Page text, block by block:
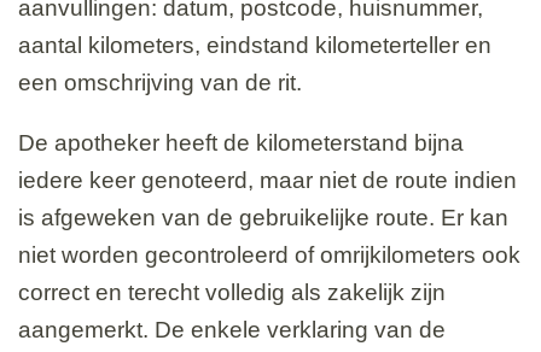
aanvullingen: datum, postcode, huisnummer,
aantal kilometers, eindstand kilometerteller en
een omschrijving van de rit.
De apotheker heeft de kilometerstand bijna
iedere keer genoteerd, maar niet de route indien
is afgeweken van de gebruikelijke route. Er kan
niet worden gecontroleerd of omrijkilometers ook
correct en terecht volledig als zakelijk zijn
aangemerkt. De enkele verklaring van de